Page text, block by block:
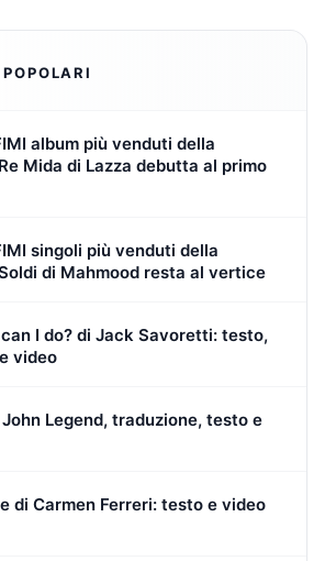
album più venduti della
Mida di Lazza debutta al primo
singoli più venduti della
di Mahmood resta al vertice
I do? di Jack Savoretti: testo,
video
Legend, traduzione, testo e
di Carmen Ferreri: testo e video